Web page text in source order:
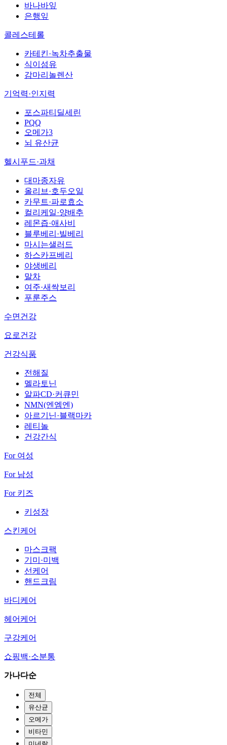
바나바잎
은행잎
콜레스테롤
카테킨·녹차추출물
식이섬유
감마리놀렌산
기억력·인지력
포스파티딜세린
PQQ
오메가3
뇌 유산균
헬시푸드·과채
대마종자유
올리브·호두오일
카무트·파로효소
컬리케일·양배추
레몬즙·애사비
블루베리·빌베리
마시는샐러드
하스카프베리
야생베리
말차
여주·새싹보리
푸룬주스
수면건강
요로건강
건강식품
전해질
멜라토닌
알파CD·커큐민
NMN(엔엠엔)
아르기닌·블랙마카
레티놀
건강간식
For 여성
For 남성
For 키즈
키성장
스킨케어
마스크팩
기미·미백
선케어
핸드크림
바디케어
헤어케어
구강케어
쇼핑백·소분통
가나다순
전체
유산균
오메가
비타민
미네랄